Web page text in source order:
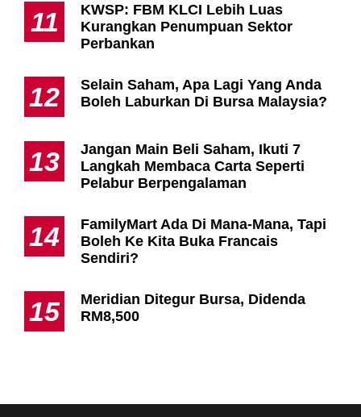
11
KWSP: FBM KLCI Lebih Luas
Kurangkan Penumpuan Sektor
Perbankan
12
Selain Saham, Apa Lagi Yang Anda
Boleh Laburkan Di Bursa Malaysia?
13
Jangan Main Beli Saham, Ikuti 7
Langkah Membaca Carta Seperti
Pelabur Berpengalaman
14
FamilyMart Ada Di Mana-Mana, Tapi
Boleh Ke Kita Buka Francais
Sendiri?
15
Meridian Ditegur Bursa, Didenda
RM8,500